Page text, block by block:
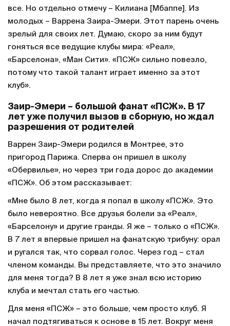
все. Но отдельно отмечу – Килиана [Мбаппе]. Из
молодых – Варрена Заира-Эмери. Этот парень очень
зрелый для своих лет. Думаю, скоро за ним будут
гоняться все ведущие клубы мира: «Реал»,
«Барселона», «Ман Сити». «ПСЖ» сильно повезло,
потому что такой талант играет именно за этот
клуб».
Заир-Эмери – большой фанат «ПСЖ». В 17
лет уже получил вызов в сборную, но ждал
разрешения от родителей
Варрен Заир-Эмери родился в Монтрее, это
пригород Парижа. Сперва он пришел в школу
«Обервилье», но через три года дорос до академии
«ПСЖ». Об этом рассказывает:
«Мне было 8 лет, когда я попал в школу «ПСЖ». Это
было невероятно. Все друзья болели за «Реал»,
«Барселону» и другие гранды. Я же – только о «ПСЖ».
В 7 лет я впервые пришел на фанатскую трибуну: орал
и ругался так, что сорвал голос. Через год – стал
членом команды. Вы представляете, что это значило
для меня тогда? В 8 лет я уже знал всю историю
клуба и мечтал стать его частью.
Для меня «ПСЖ» – это больше, чем просто клуб. Я
начал подтягиваться к основе в 15 лет. Вокруг меня